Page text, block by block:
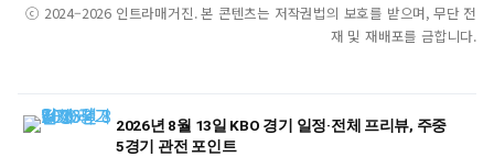
ⓒ 2024–2026 인트라매거진. 본 콘텐츠는 저작권법의 보호를 받으며, 무단 전
재 및 재배포를 금합니다.
2026년 8월 13일 KBO 경기 일정·전체 프리뷰, 주중
5경기 관전 포인트